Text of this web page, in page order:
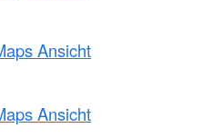
Ansicht
Ansicht